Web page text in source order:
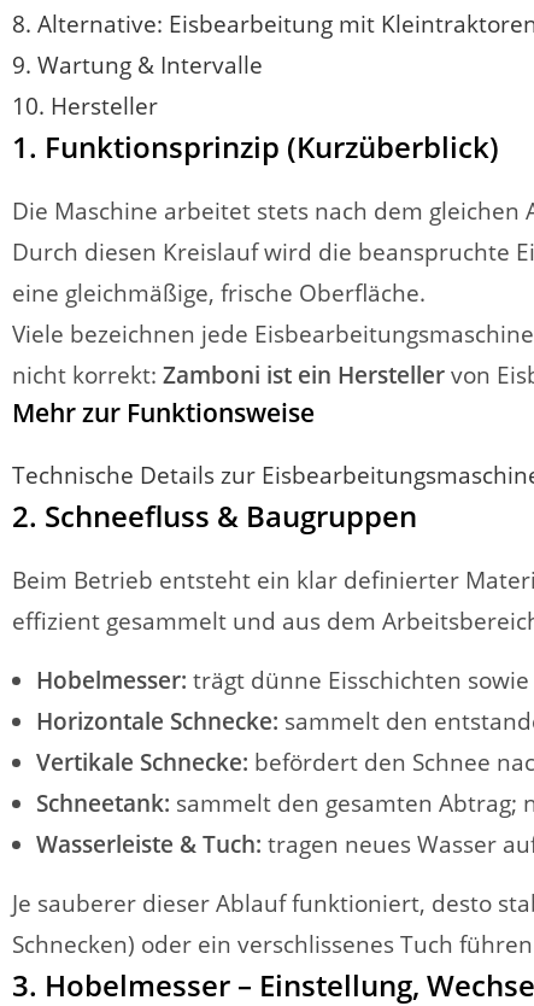
8. Alternative: Eisbearbeitung mit
9. Wartung & Intervalle
10. Hersteller
1. Funktionsprinzip (Kurzüberblick)
Die Maschine arbeitet stets nach dem gleichen
Durch diesen Kreislauf wird die beanspruchte
eine gleichmäßige, frische Oberfläche.
Viele bezeichnen jede
nicht korrekt: Zamboni ist ein Herstellervon
Mehr zur Funktionsweise
Technische Details zur
2. Schneefluss & Baugruppen
Beim Betrieb entsteht ein klar definierter
effizient gesammelt und aus dem
Hobelmesser: trägt dünne Eisschichten
Horizontale Schnecke: sammelt den
Vertikale Schnecke: befördert den Schnee
Schneetank: sammelt den gesamten Abtrag;
Wasserleiste & Tuch: tragen neues Wasser
Je sauberer dieser Ablauf funktioniert, desto
Schnecken) oder ein verschlissenes Tuch
3. Hobelmesser – Einstellung,